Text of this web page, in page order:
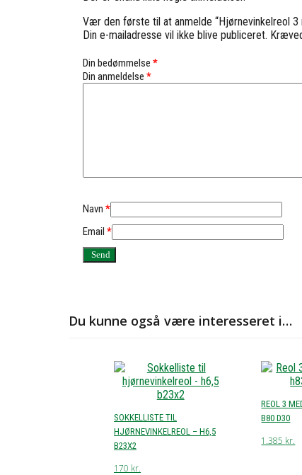
Vær den første til at anmelde “Hjørnevinkelreol
Din e-mailadresse vil ikke blive publiceret.
Din bedømmelse *
Din anmeldelse *
Navn *
Email *
Du kunne også være interesseret i…
SOKKELLISTE TIL
HJØRNEVINKELREOL – H6,5
B23X2
170 kr.
REOL 3
B80 D30
1.385 kr.